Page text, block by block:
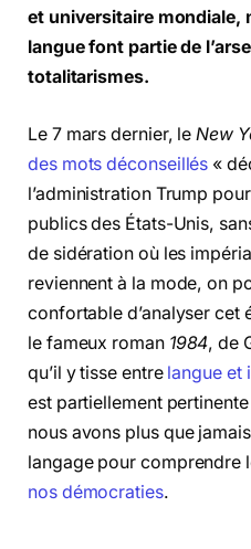
et universitaire mondiale,
langue font partie de
totalitarismes.
Le 7 mars dernier, le New
des mots déconseillés «
l’administration Trump
publics des États-Unis,
de sidération où les
reviennent à la mode, on
confortable d’analyser cet
le fameux roman 1984, de
qu’il y tisse entre langue et
est partiellement
nous avons plus que
langage pour comprendre
nos démocraties.